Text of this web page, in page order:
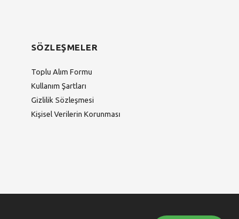
SÖZLEŞMELER
Toplu Alım Formu
Kullanım Şartları
Gizlilik Sözleşmesi
Kişisel Verilerin Korunması